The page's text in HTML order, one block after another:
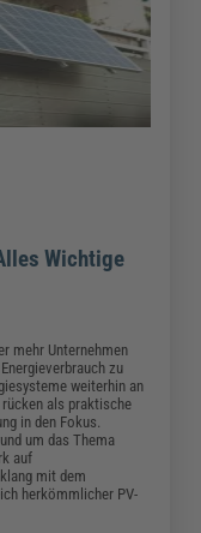
Wichtige
mehr Unternehmen
zu
weiterhin an
als praktische
in den Fokus.
um das Thema
auf
mit dem
herkömmlicher PV-